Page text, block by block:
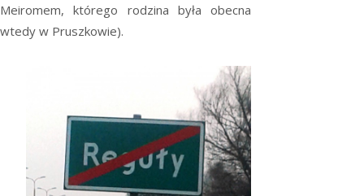
Meiromem, którego rodzina była obecna
wtedy w Pruszkowie).